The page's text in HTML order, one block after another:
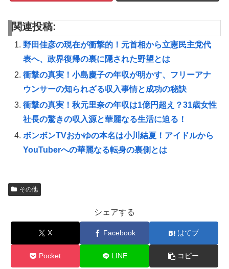
関連投稿:
野田佳彦の現在が衝撃的！元首相から立憲民主党代
表へ、政界復帰の裏に隠された野望とは
衝撃の真実！小島慶子の年収が明かす、フリーアナ
ウンサーの知られざる収入事情と成功の秘訣
衝撃の真実！秋元里奈の年収は1億円超え？31歳女性
社長の驚きの収入源と華麗なる生活に迫る！
ボンボンTVおかゆの本名は小川結夏！アイドルから
YouTuberへの華麗なる転身の裏側とは
その他
シェアする
X Facebook はてブ
Pocket LINE コピー